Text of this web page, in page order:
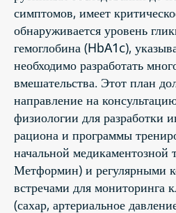
симптомов, имеет
обнаруживается уровень
гемоглобина (HbA1c),
необходимо разработать
вмешательства. Этот план
направление на
физиологии для разработки
рациона и программы
начальной медикаментозной
Метформин) и регулярными
встречами для мониторинга
(сахар, артериальное